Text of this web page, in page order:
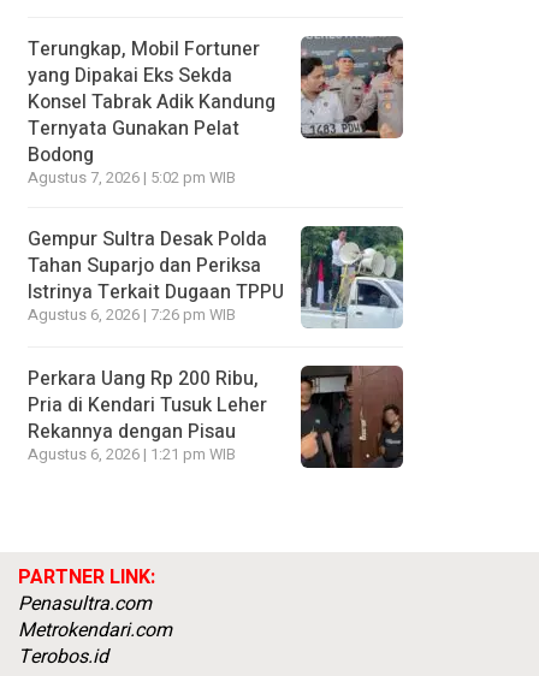
Terungkap, Mobil Fortuner
yang Dipakai Eks Sekda
Konsel Tabrak Adik Kandung
Ternyata Gunakan Pelat
Bodong
Agustus 7, 2026 | 5:02 pm WIB
Gempur Sultra Desak Polda
Tahan Suparjo dan Periksa
Istrinya Terkait Dugaan TPPU
Agustus 6, 2026 | 7:26 pm WIB
Perkara Uang Rp 200 Ribu,
Pria di Kendari Tusuk Leher
Rekannya dengan Pisau
Agustus 6, 2026 | 1:21 pm WIB
PARTNER LINK:
Penasultra.com
Metrokendari.com
Terobos.id